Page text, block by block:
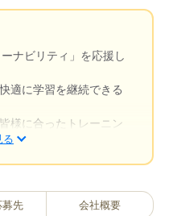
ナビリティ」を応援し
適に学習を継続できる
様に合ったトレーニン
にIT人材のご提案など
る
募先 会社概要